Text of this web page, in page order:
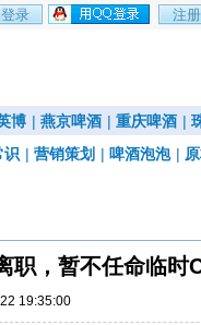
博 | 燕京啤酒 | 重庆啤酒 |
识 | 营销策划 | 啤酒泡泡 |
职，暂不任命临时
19:35:00